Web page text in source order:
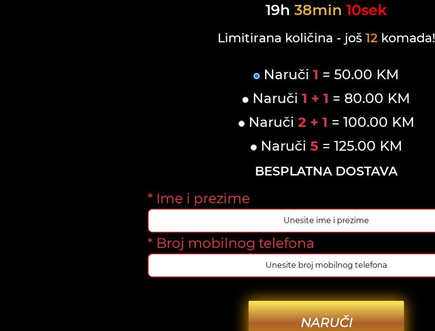
19h 38min 10sek
Limitirana količina - još 12komada!
Naruči 1 = 50.00 KM
Naruči 1 + 1 = 80.00 KM
Naruči 2 + 1 = 100.00 KM
Naruči 5 = 125.00 KM
BESPLATNA DOSTAVA
* Ime i prezime
* Broj mobilnog telefona
NARUČI